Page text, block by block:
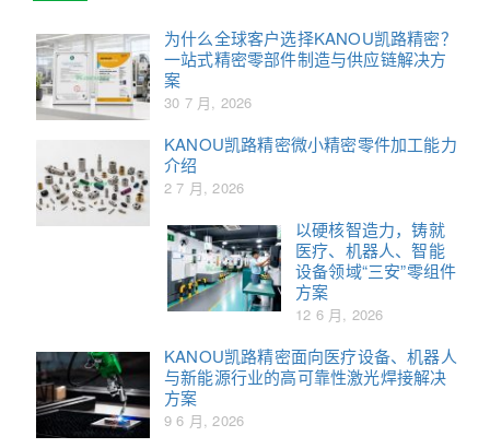
为什么全球客户选择KANOU凯路精密？
一站式精密零部件制造与供应链解决方
案
30 7 月, 2026
KANOU凯路精密微小精密零件加工能力
介绍
2 7 月, 2026
以硬核智造力，铸就
医疗、机器人、智能
设备领域“三安”零组件
方案
12 6 月, 2026
KANOU凯路精密面向医疗设备、机器人
与新能源行业的高可靠性激光焊接解决
方案
9 6 月, 2026